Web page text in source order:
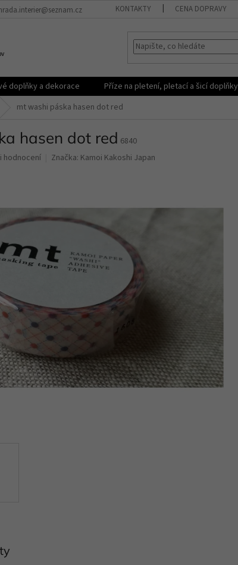
KONTAKTY CENA DOPRAVY
doplňky a dekorace Příze na pletení, pletací a šicí doplňky
mt washi páska hasen dot red
hasen dot red 6840
hodnocení Značka: Kamoi Kakoshi Japan